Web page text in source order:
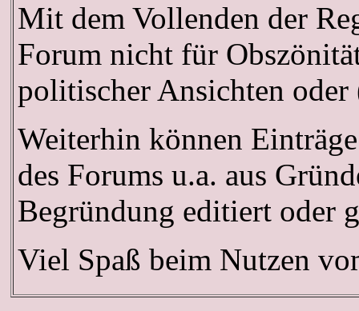
Mit dem Vollenden der
Forum nicht für
politischer Ansichten oder
Weiterhin können
des Forums u.a. aus
Begründung editiert oder
Viel Spaß beim Nutzen